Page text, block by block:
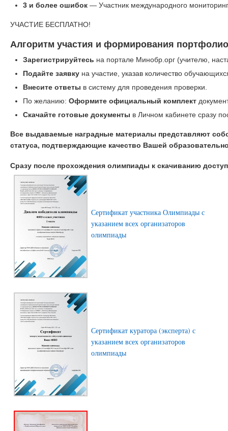
3 и более ошибок— Участник международного
УЧАСТИЕ БЕСПЛАТНО!
Алгоритм участия и формирования
Зарегистрируйтесь на портале Минобр.орг (учителю,
Подайте заявкуна участие, указав количество
Внесите ответы в систему для проведения проверки.
По желанию: Оформите официальный комплект
Скачайте готовые документы в Личном кабинете сразу
Все выдаваемые наградные материалы представляют
статуса, подтверждающие качество Вашей
Сразу после прохождения олимпиады к скачиванию
Сертификат участника Олимпиады с
указанием всех организаторов
олимпиады
Сертификат куратора (эксперта) с
указанием всех организаторов
олимпиады